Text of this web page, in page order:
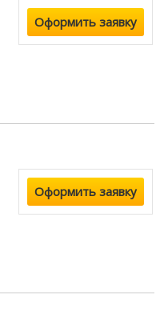
Оформить заявку
Оформить заявку